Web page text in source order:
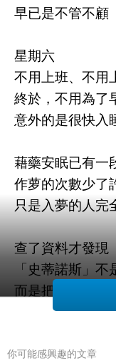
早已是不管不顧
星期六
不用上班、不用
終於，不用為了
意外的是很快入
藉藥安眠已有一
作萝的次數少了
只是入夢的人完
查了資料才發現
「史蒂諾斯」不
而是把人打暈讓
作用像是「斷片
醒時覺得一瞬
你可能感興趣的文章